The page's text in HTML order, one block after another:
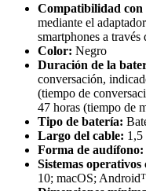
Compatibilidad
mediante el
smartphones a
Color: Negro
Duración de la
conversación,
(tiempo de
47 horas (tiempo de
Tipo de batería:
Largo del cable: 1,5
Forma de audífono:
Sistemas operativos
10; macOS;